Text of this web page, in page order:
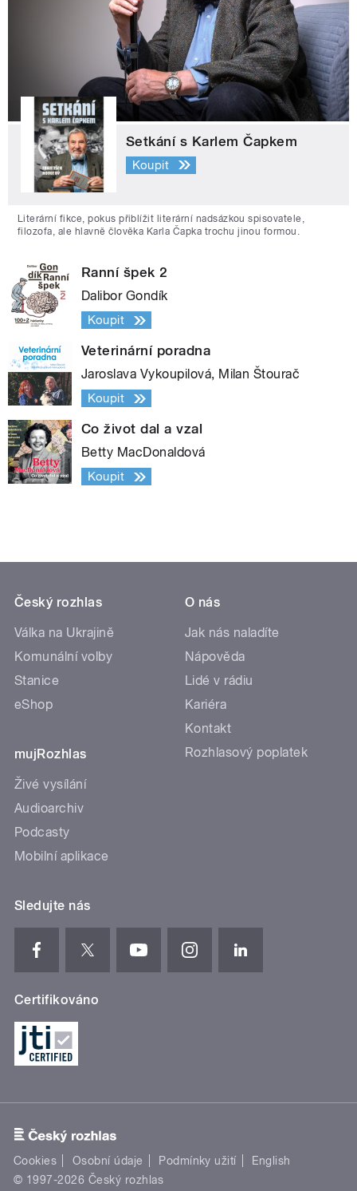
Setkání s Karlem Čapkem
Koupit
Literární fikce, pokus přiblížit literární nadsázkou spisovatele,
filozofa, ale hlavně člověka Karla Čapka trochu jinou formou.
Ranní špek 2
Dalibor Gondík
Koupit
Veterinární poradna
Jaroslava Vykoupilová, Milan Štourač
Koupit
Co život dal a vzal
Betty MacDonaldová
Koupit
Český rozhlas
Válka na Ukrajině
Komunální volby
Stanice
eShop
mujRozhlas
Živé vysílání
Audioarchiv
Podcasty
Mobilní aplikace
O nás
Jak nás naladíte
Nápověda
Lidé v rádiu
Kariéra
Kontakt
Rozhlasový poplatek
Sledujte nás
Certifikováno
Cookies Osobní údaje Podmínky užití
English
© 1997-2026 Český rozhlas